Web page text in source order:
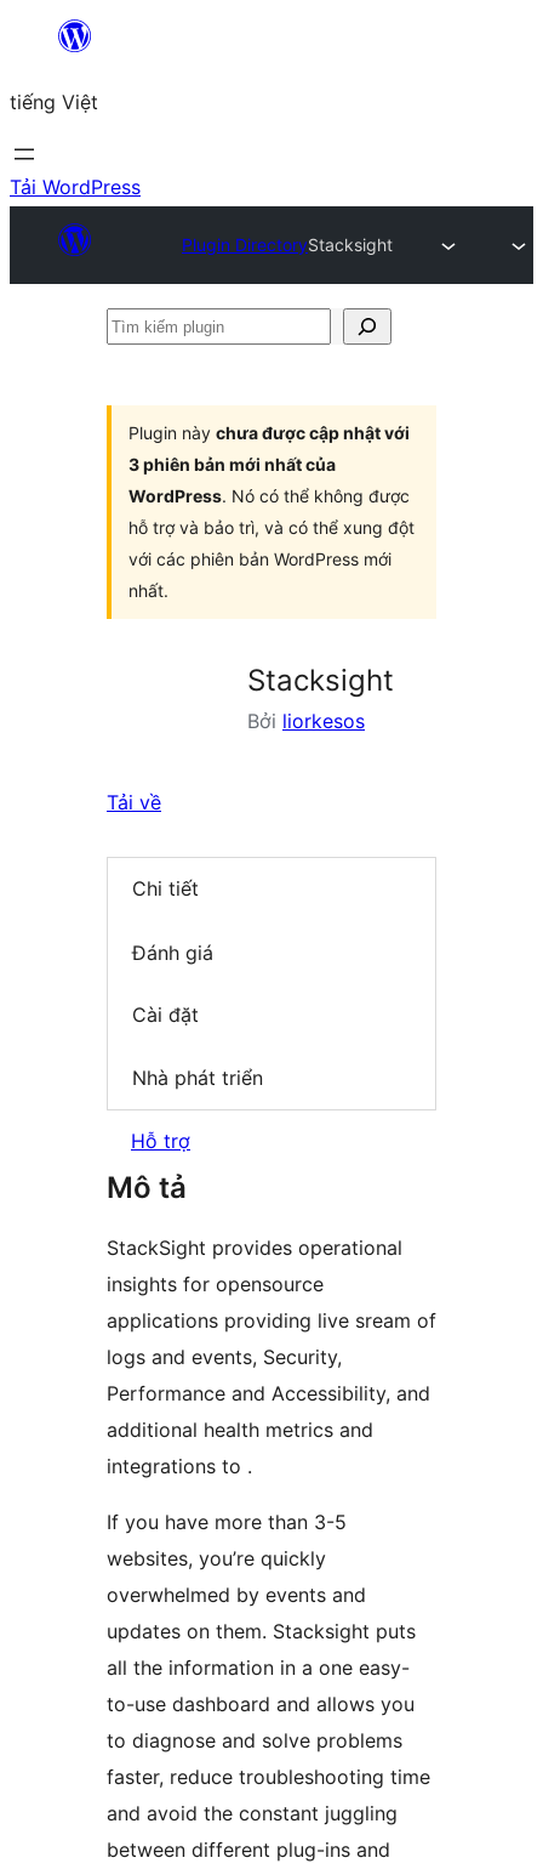
Chuyển
phần
nội
dung
tiếng Việt
Tải WordPress
Plugin DirectoryStacksight
Tìm
Plugin này chưa được cập nhật với
3 phiên bản mới nhất của
WordPress. Nó có thể không được
hỗ trợ và bảo trì, và có thể xung đột
với các phiên bản WordPress mới
nhất.
Stacksight
Bởi liorkesos
Tải về
Chi tiết
Đánh giá
Cài đặt
Nhà phát triển
Hỗ trợ
Mô tả
StackSight provides operational
insights for opensource
applications providing live sream of
logs and events, Security,
Performance and Accessibility, and
additional health metrics and
integrations to .
If you have more than 3-5
websites, you’re quickly
overwhelmed by events and
updates on them. Stacksight puts
all the information in a one easy-
to-use dashboard and allows you
to diagnose and solve problems
faster, reduce troubleshooting time
and avoid the constant juggling
between different plug-ins and